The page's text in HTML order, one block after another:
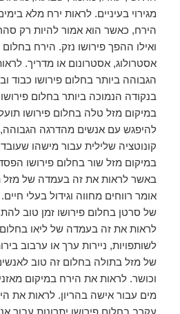
מגירוי בעיניים. לראות ירח מלא
הירח, כאשר הוא אמור להיות רק
ואילו ההפך פירושו נזק. הירח
אסטרולוג, אסטרונום או מדריך.
הגבוהה ביותר בחלום פירושו כבוד
בנקודה הנמוכה ביותר בחלום
במיקום מזל טלה בחלום פירושו
להיפגש עם אנשים מהדרגה הגבוהה,
קונוטציה שלילית עבור מישהו
במיקום מזל שור בחלום פירושו
באשר לראות את זה בעמדה של מזל
אומר רווחים מחווה וגידול בעלי
של סרטן בחלום פירושו זמן טוב
לראות את זה בעמדה של ליאו
לשותפויות, ניירות ערך או ערבוב
של מזל בתולה בחלום זה טוב
וכושר. לראות את הירח במיקום
מים עבור אישה בהריון. לראות את
עקרב בחלום פירושו יתרונות עבור